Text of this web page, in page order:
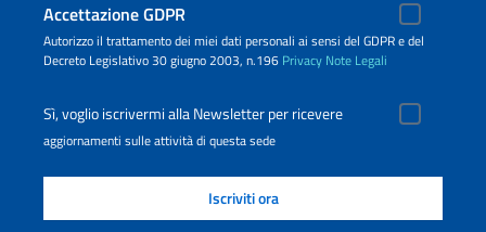
Accettazione GDPR
Autorizzo il trattamento dei miei dati personali ai sensi del GDPR e del
Decreto Legislativo 30 giugno 2003, n.196 Privacy Note Legali
Sì, voglio iscrivermi alla Newsletter per ricevere
aggiornamenti sulle attività di questa sede